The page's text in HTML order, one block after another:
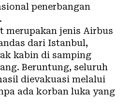
penerbangan
merupakan jenis Airbus
dari Istanbul,
kabin di samping
Beruntung, seluruh
dievakuasi melalui
ada korban luka yang